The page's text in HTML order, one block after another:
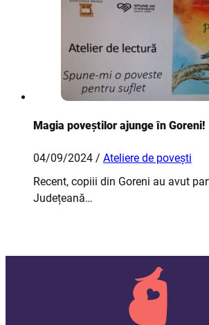
Magia poveștilor ajunge în Goreni!
04/09/2024 / Ateliere de povești
Recent, copiii din Goreni au avut
Județeană…